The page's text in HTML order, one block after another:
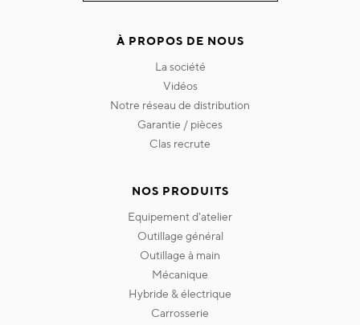
À PROPOS DE NOUS
la société
vidéos
notre réseau de distribution
garantie / pièces
clas recrute
NOS PRODUITS
equipement d'atelier
outillage général
outillage à main
mécanique
hybride & électrique
carrosserie